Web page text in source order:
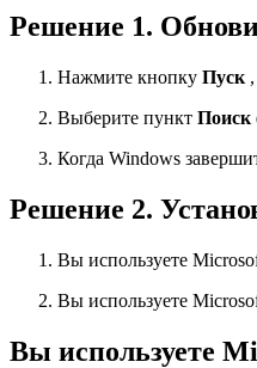
Решение 1.
Нажмите кнопку Пуск
Выберите пункт Поиск
Когда Windows
Решение 2.
Вы используете
Вы используете
Вы используете